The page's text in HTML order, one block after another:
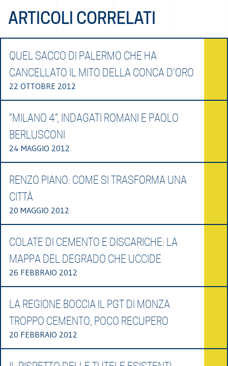
ARTICOLI CORRELATI
QUEL SACCO DI PALERMO CHE HA
CANCELLATO IL MITO DELLA CONCA D'ORO
22 OTTOBRE 2012
“MILANO 4”, INDAGATI ROMANI E PAOLO
BERLUSCONI
24 MAGGIO 2012
RENZO PIANO: COME SI TRASFORMA UNA
CITTÀ
20 MAGGIO 2012
COLATE DI CEMENTO E DISCARICHE: LA
MAPPA DEL DEGRADO CHE UCCIDE
26 FEBBRAIO 2012
LA REGIONE BOCCIA IL PGT DI MONZA
TROPPO CEMENTO, POCO RECUPERO
20 FEBBRAIO 2012